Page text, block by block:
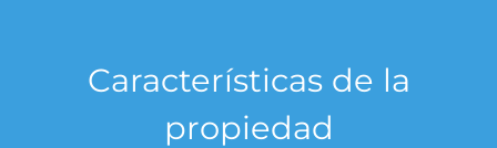
Características de la
propiedad